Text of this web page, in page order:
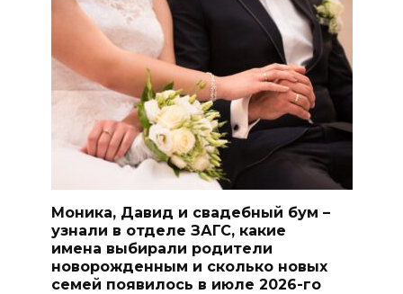
Моника, Давид и свадебный бум –
узнали в отделе ЗАГС, какие
имена выбирали родители
новорожденным и сколько новых
семей появилось в июле 2026-го